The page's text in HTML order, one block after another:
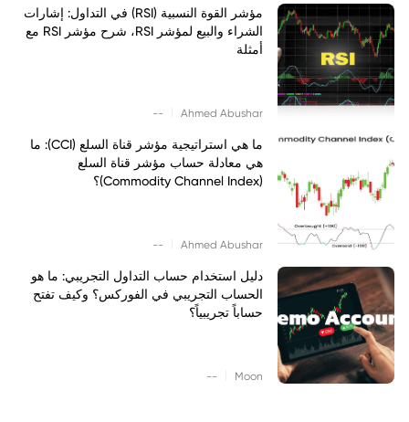
مؤشر القوة النسبية (RSI) في التداول: إشارات
الشراء والبيع لمؤشر RSI، شرح مؤشر RSI مع
أمثلة
Ahmed Abushar
--
ما هي استراتيجية مؤشر قناة السلع (CCI): ما
هي معادلة حساب مؤشر قناة السلع
(Commodity Channel Index)؟
Ahmed Abushar
--
دليل استخدام حساب التداول التجريبي: ما هو
الحساب التجريبي في الفوركس؟ وكيف تفتح
حساباً تجريبياً؟
Moon
--